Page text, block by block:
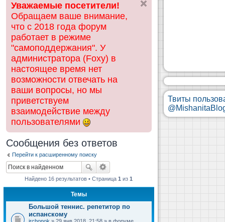
ск
Уважаемые посетители!
Обращаем ваше внимание,
что с 2018 года форум
работает в режиме
"самоподдержания". У
администратора (Foxy) в
настоящее время нет
возможности отвечать на
ваши вопросы, но мы
приветствуем
взаимодействие между
пользователями
Сообщения без ответов
Перейти к расширенному поиску
Найдено 16 результатов • Страница1 из1
Темы
Большой теннис. репетитор по
испанскому
irchonok » 29 янв 2018, 21:58 » в форуме
Твиты